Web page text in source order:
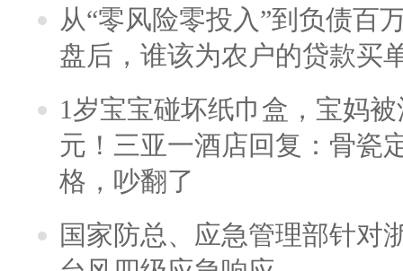
从“零风险零投入”到负债百
盘后，谁该为农户的贷款买
1岁宝宝碰坏纸巾盒，宝妈
元！三亚一酒店回复：骨瓷
格，吵翻了
国家防总、应急管理部针对